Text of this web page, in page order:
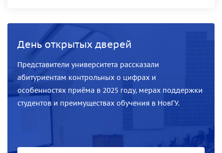
День открытых дверей
Представители университета рассказали
абитуриентам контрольных о цифрах и
особенностях приёма в 2025 году, мерах поддержки
студентов и преимуществах обучения в НовГУ.